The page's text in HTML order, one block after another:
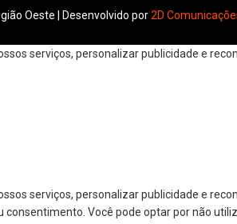
Oeste | Desenvolvido por2D
serviços, personalizar publicidade e
serviços, personalizar publicidade e
Você pode optar por não